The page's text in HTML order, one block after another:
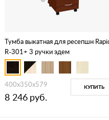
Тумба выкатная для ресепшн
R-301+ 3 ручки эдем
400x350x579
8 246 руб.
КУПИТЬ